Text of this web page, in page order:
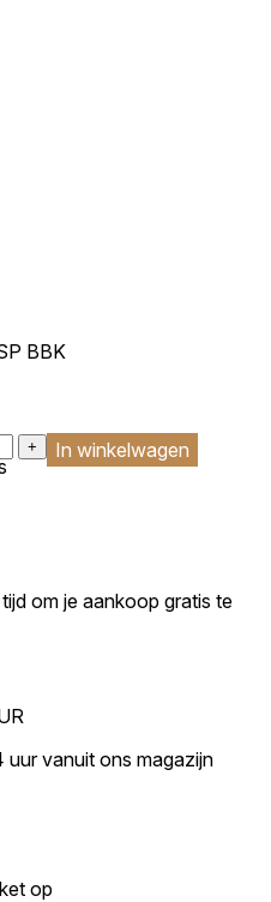
+ In winkelwagen
BBK
om je aankoop gratis te
vanuit ons magazijn
op